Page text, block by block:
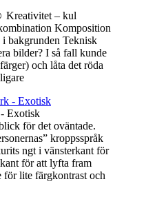
Kreativitet – kul
Komposition
bakgrunden Teknisk
bilder? I så fall kunde
och låta det röda
Exotisk
för det oväntade.
kroppsspråk
ngt i vänsterkant för
för att lyfta fram
lite färgkontrast och